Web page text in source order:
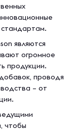
являются
огромное
продукции.
проводя
– от
чтобы